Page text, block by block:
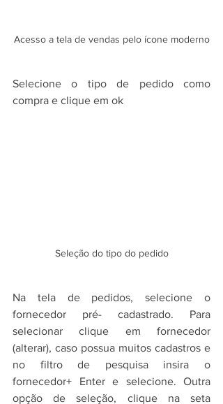
Acesso a tela de vendas pelo ícone moderno
Selecione o tipo de pedido como
compra e clique em ok
Seleção do tipo do pedido
Na tela de pedidos, selecione o
fornecedor pré- cadastrado. Para
selecionar clique em fornecedor
(alterar), caso possua muitos cadastros e
no filtro de pesquisa insira o
fornecedor+ Enter e selecione. Outra
opção de seleção, clique na seta